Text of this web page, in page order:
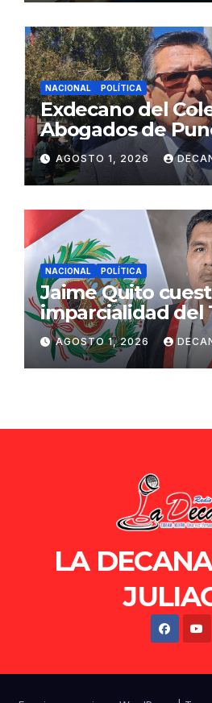
NACIONAL POLÍTICA
Exdecano del
Abogados de
propuestas
ciudadana
AGOSTO 1, 2026
NACIONAL POLÍTICA
Jaime Quito
imparcialidad del
Constitucional
de Ollanta
AGOSTO 1, 2026
LA